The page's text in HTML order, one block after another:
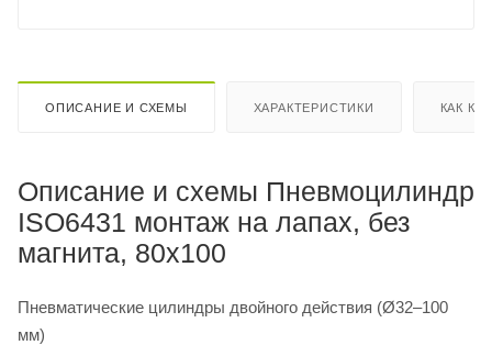
ОПИСАНИЕ И СХЕМЫ ХАРАКТЕРИСТИКИ КАК
Описание и схемы Пневмоцилиндр
ISO6431 монтаж на лапах, без
магнита, 80x100
Пневматические цилиндры двойного действия (Ø32–100
мм)